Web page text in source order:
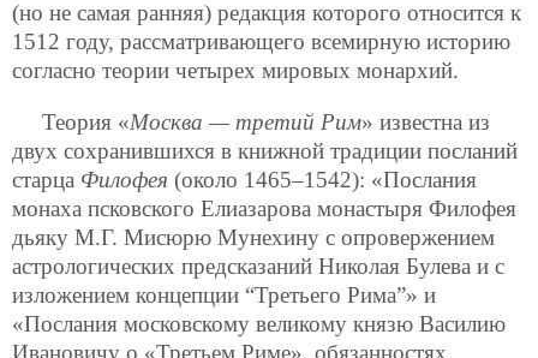
(но не самая ранняя) редакция которого относится к
1512 году, рассматривающего всемирную историю
согласно теории четырех мировых монархий.
Теория «Москва — третий Рим» известна из
двух сохранившихся в книжной традиции посланий
старца Филофея (около 1465–1542): «Послания
монаха псковского Елиазарова монастыря Филофея
дьяку М.Г. Мисюрю Мунехину с опровержением
астрологических предсказаний Николая Булева и с
изложением концепции “Третьего Рима”» и
«Послания московскому великому князю Василию
Ивановичу о «Третьем Риме», обязанностях